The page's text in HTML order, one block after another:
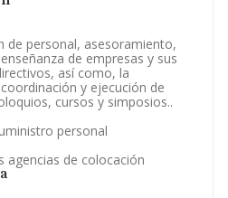
de personal, asesoramiento,
de empresas y sus
así como, la
y ejecución de
cursos y simposios..
personal
agencias de colocación